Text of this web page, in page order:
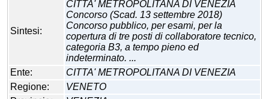
Sintesi:
CITTA' METROPOLITANA DI VENEZIA
Concorso (Scad. 13 settembre 2018)
Concorso pubblico, per esami, per la
copertura di tre posti di collaboratore tecnico,
categoria B3, a tempo pieno ed
indeterminato. ...
Ente:
CITTA' METROPOLITANA DI VENEZIA
Regione:
VENETO